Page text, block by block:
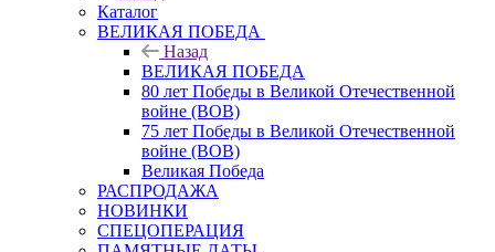
Каталог
ВЕЛИКАЯ ПОБЕДА
Назад
ВЕЛИКАЯ ПОБЕДА
80 лет Победы в Великой Отечественной
войне (ВОВ)
75 лет Победы в Великой Отечественной
войне (ВОВ)
Великая Победа
РАСПРОДАЖА
НОВИНКИ
СПЕЦОПЕРАЦИЯ